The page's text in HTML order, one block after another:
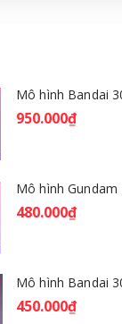
950.000₫
480.000₫
450.000₫